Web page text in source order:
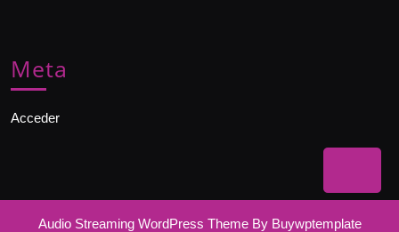
to
Meta
Acceder
Audio Streaming WordPress ThemeBy Buywptemplate